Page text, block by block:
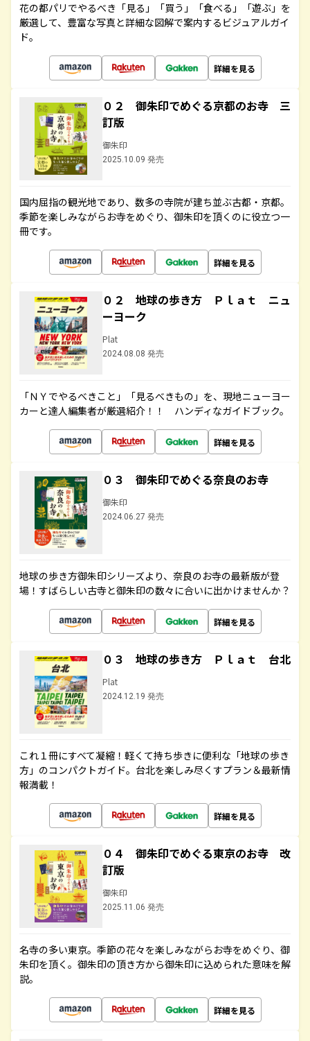
花の都パリでやるべき「見る」「買う」「食べる」「遊ぶ」を
厳選して、豊富な写真と詳細な図解で案内するビジュアルガイ
ド。
詳細を見る
０２ 御朱印でめぐる京都のお寺 三
訂版
御朱印
2025.10.09 発売
国内屈指の観光地であり、数多の寺院が建ち並ぶ古都・京都。
季節を楽しみながらお寺をめぐり、御朱印を頂くのに役立つ一
冊です。
詳細を見る
０２ 地球の歩き方 Ｐｌａｔ ニュ
ーヨーク
Plat
2024.08.08 発売
「ＮＹでやるべきこと」「見るべきもの」を、現地ニューヨー
カーと達人編集者が厳選紹介！！ ハンディなガイドブック。
詳細を見る
０３ 御朱印でめぐる奈良のお寺
御朱印
2024.06.27 発売
地球の歩き方御朱印シリーズより、奈良のお寺の最新版が登
場！すばらしい古寺と御朱印の数々に合いに出かけませんか？
詳細を見る
０３ 地球の歩き方 Ｐｌａｔ 台北
Plat
2024.12.19 発売
これ１冊にすべて凝縮！軽くて持ち歩きに便利な「地球の歩き
方」のコンパクトガイド。台北を楽しみ尽くすプラン＆最新情
報満載！
詳細を見る
０４ 御朱印でめぐる東京のお寺 改
訂版
御朱印
2025.11.06 発売
名寺の多い東京。季節の花々を楽しみながらお寺をめぐり、御
朱印を頂く。御朱印の頂き方から御朱印に込められた意味を解
説。
詳細を見る